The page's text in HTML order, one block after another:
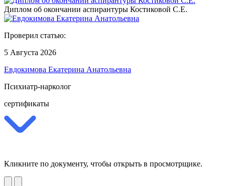
Диплом об окончании аспирантуры Костиковой С.Е.
Проверил статью:
5 Августа 2026
Евдокимова Екатерина Анатольевна
Психиатр-нарколог
сертификаты
Кликните по документу, чтобы открыть в просмотрщике.